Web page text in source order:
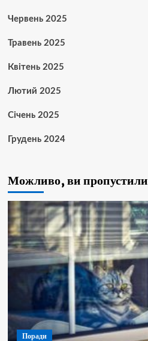
Червень 2025
Травень 2025
Квітень 2025
Лютий 2025
Січень 2025
Грудень 2024
Можливо, ви пропустили
Поради